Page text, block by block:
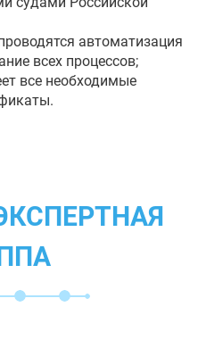
автоматизация
всех процессов;
все необходимые